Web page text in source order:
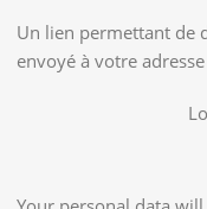
Un lien permettant de
envoyé à votre